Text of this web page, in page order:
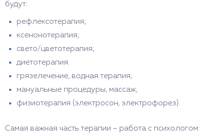
будут:
рефлексотерапия;
ксенонотерапия;
свето/цветотерапия;
диетотерапия.
грязелечение, водная терапия;
мануальные процедуры, массаж;
физиотерапия (электросон, электрофорез).
Самая важная часть терапии – работа с психологом: